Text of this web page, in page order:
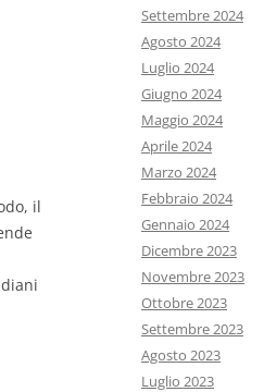
il
Settembre 2024
Agosto 2024
Luglio 2024
Giugno 2024
Maggio 2024
Aprile 2024
Marzo 2024
Febbraio 2024
Gennaio 2024
Dicembre 2023
Novembre 2023
Ottobre 2023
Settembre 2023
Agosto 2023
Luglio 2023